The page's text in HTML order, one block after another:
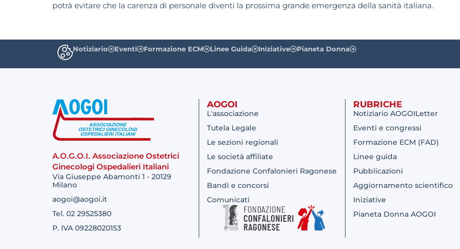
potrà evitare che la carenza di personale diventi la prossima grande emergenza della sanità italiana.
Notiziario Eventi Formazione ECM Linee Guida Iniziative Pianeta Donna
A.O.G.O.I. Associazione Ostetrici
Ginecologi Ospedalieri Italiani
Via Giuseppe Abamonti 1 - 20129
Milano
aogoi@aogoi.it
Tel. 02 29525380
P. IVA 09228020153
AOGOI
L'associazione
Tutela Legale
Le sezioni regionali
Le società affiliate
Fondazione Confalonieri Ragonese
Bandi e concorsi
Comunicati
RUBRICHE
Notiziario AOGOILetter
Eventi e congressi
Formazione ECM (FAD)
Linee guida
Pubblicazioni
Aggiornamento scientifico
Iniziative
Pianeta Donna AOGOI